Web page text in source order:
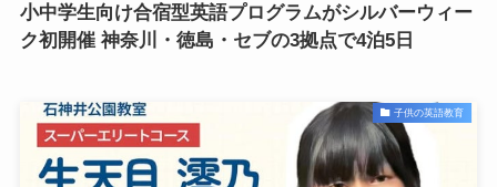
小中学生向け合宿型英語プログラムがシルバーウィー
ク初開催 神奈川・徳島・セブの3拠点で4泊5日
子供の英語教育